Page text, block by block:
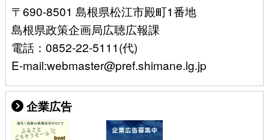
〒690-8501 島根県松江市殿町1番地
島根県政策企画局広聴広報課
電話：0852-22-5111(代)
E-mail:webmaster@pref.shimane.lg.jp
企業広告